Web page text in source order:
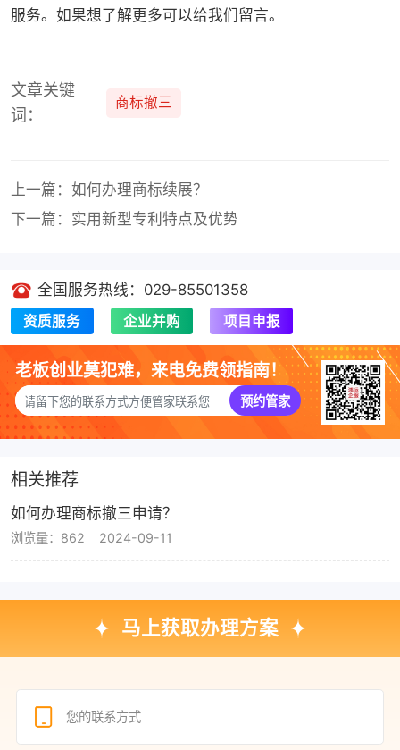
服务。如果想了解更多可以给我们留言。
文章关键
词：
商标撤三
上一篇：如何办理商标续展？
下一篇：实用新型专利特点及优势
全国服务热线：029-85501358
资质服务 企业并购 项目申报
老板创业莫犯难，来电免费领指南！
预约管家
相关推荐
如何办理商标撤三申请？
浏览量：862 2024-09-11
马上获取办理方案